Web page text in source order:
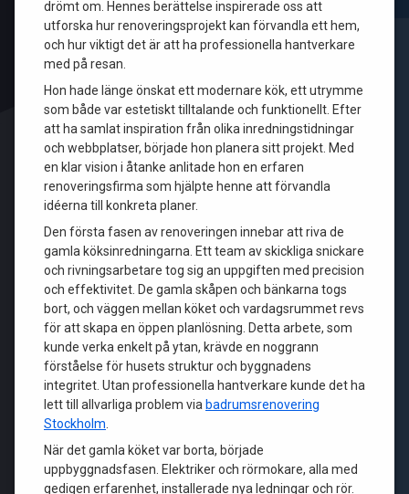
drömt om. Hennes berättelse inspirerade oss att
utforska hur renoveringsprojekt kan förvandla ett hem,
och hur viktigt det är att ha professionella hantverkare
med på resan.
Hon hade länge önskat ett modernare kök, ett utrymme
som både var estetiskt tilltalande och funktionellt. Efter
att ha samlat inspiration från olika inredningstidningar
och webbplatser, började hon planera sitt projekt. Med
en klar vision i åtanke anlitade hon en erfaren
renoveringsfirma som hjälpte henne att förvandla
idéerna till konkreta planer.
Den första fasen av renoveringen innebar att riva de
gamla köksinredningarna. Ett team av skickliga snickare
och rivningsarbetare tog sig an uppgiften med precision
och effektivitet. De gamla skåpen och bänkarna togs
bort, och väggen mellan köket och vardagsrummet revs
för att skapa en öppen planlösning. Detta arbete, som
kunde verka enkelt på ytan, krävde en noggrann
förståelse för husets struktur och byggnadens
integritet. Utan professionella hantverkare kunde det ha
lett till allvarliga problem via badrumsrenovering
Stockholm
När det gamla köket var borta, började
uppbyggnadsfasen. Elektriker och rörmokare, alla med
gedigen erfarenhet, installerade nya ledningar och rör.